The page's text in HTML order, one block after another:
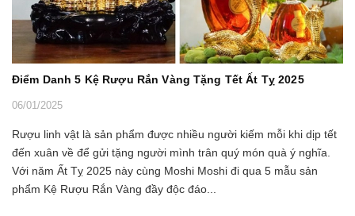
Điểm Danh 5 Kệ Rượu Rắn Vàng Tặng Tết Ất Tỵ 2025
06/01/2025
Rượu linh vật là sản phẩm được nhiều người kiếm mỗi khi dịp tết
đến xuân về để gửi tặng người mình trân quý món quà ý nghĩa.
Với năm Ất Tỵ 2025 này cùng Moshi Moshi đi qua 5 mẫu sản
phẩm Kệ Rượu Rắn Vàng đầy độc đáo...